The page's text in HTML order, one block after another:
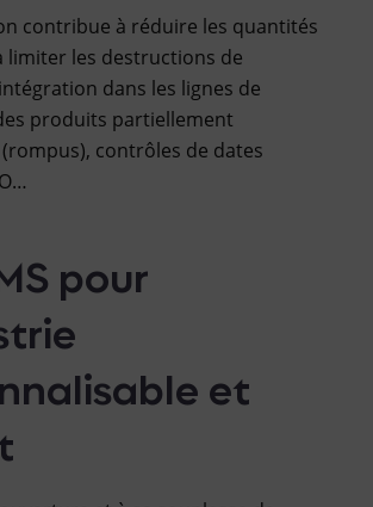
contribue à réduire les quantités
limiter les destructions de
dans les lignes de
produits partiellement
contrôles de dates
pour
et